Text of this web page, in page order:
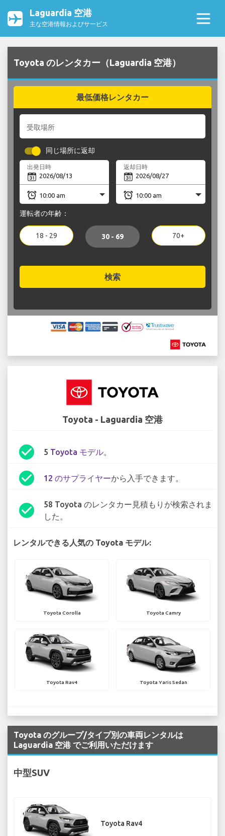
Laguardia 空港
主な空港情報およびサービス
Toyota のレンタカー（Laguardia 空港）
最低価格レンタカー
受取場所
同じ場所に返却
出発日時 返却日時
運転者の年齢：
18 - 29 30 - 69 70+
検索
Toyota - Laguardia 空港
check_circle 5 Toyota モデル。
check_circle 12 のサプライヤーから入手できます。
check_circle
58 Toyota のレンタカー見積もりが検索されま
した。
レンタルできる人気の Toyota モデル:
Toyota Corolla Toyota Camry
Toyota Rav4 Toyota Yaris Sedan
Toyota のグループ/タイプ別の車両レンタルは
Laguardia 空港 でご利用いただけます
中型SUV
Toyota Rav4